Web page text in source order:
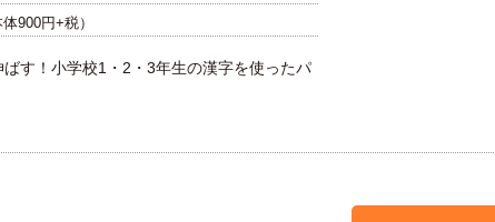
900円+税）
す！小学校1・2・3年生の漢字を使ったパ